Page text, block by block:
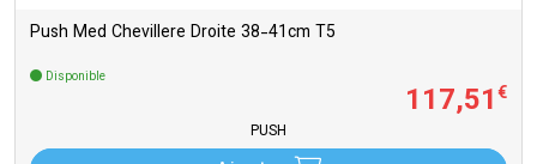
Push Med Chevillere Droite 38-41cm T5
Disponible
117,51€
PUSH